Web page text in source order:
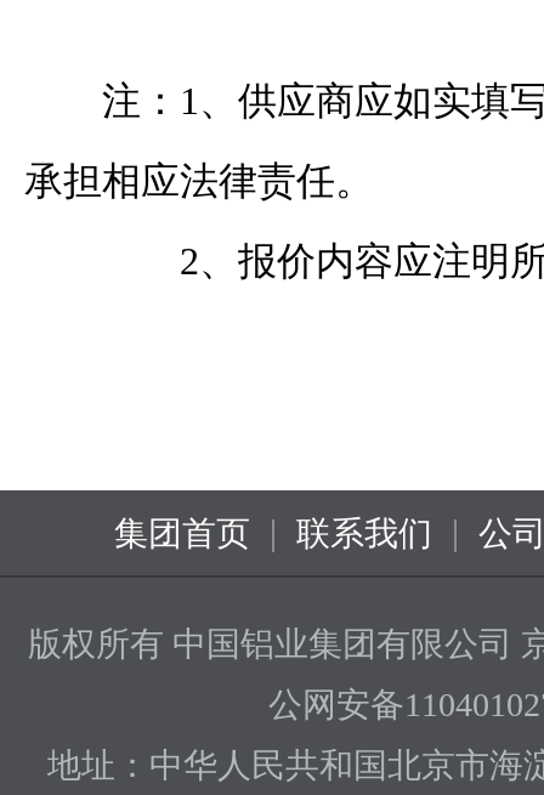
注： 1、 供应商应如实填
承担相应法律责任。
2、 报价内容应注明
集团首页 | 联系我们 | 公
版权所有 中国铝业集团有限公司
公网安备
地址：中华人民共和国北京市海